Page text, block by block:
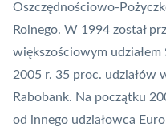
Oszczędnościowo-
Rolnego. W 1994 został
większościowym
2005 r. 35 proc. udziałów
Rabobank. Na początku
od innego udziałowca